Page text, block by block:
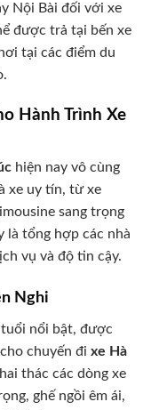
Nội Bài đối với xe
được trả tại bến xe
tại các điểm du
Hành Trình Xe
hiện nay vô cùng
xe uy tín, từ xe
sang trọng
là tổng hợp các nhà
vụ và độ tin cậy.
Nghi
nổi bật, được
chuyến đi xe Hà
thác các dòng xe
ghế ngồi êm ái,